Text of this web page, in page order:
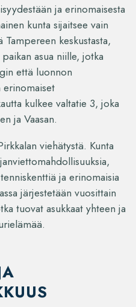
ja erinomaisesta
kunta sijaitsee vain
keskustasta,
asua niille, jotka
että luonnon
erinomaiset
kulkee valtatie 3, joka
ja Vaasan.
viehätystä. Kunta
ja erinomaisia
järjestetään vuosittain
tuovat asukkaat yhteen ja